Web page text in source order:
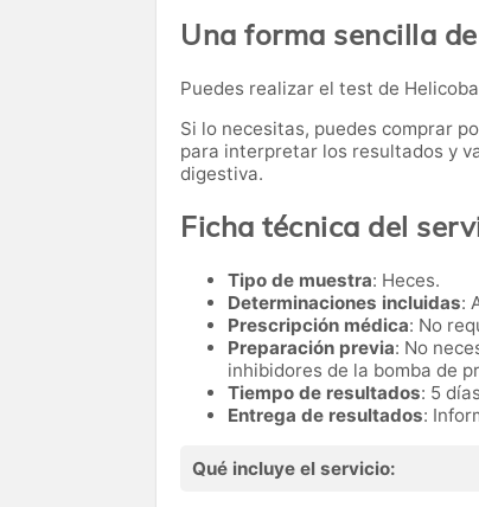
Una forma sencilla
Puedes realizar el test de
Si lo necesitas, puedes comprar
para interpretar los resultados y
digestiva.
Ficha técnica del
Tipo de muestra: Heces.
Determinaciones incluidas:
Prescripción médica: No
Preparación previa: No
inhibidores de la bomba de
Tiempo de resultados: 5
Entrega de resultados:
Qué incluye el servicio: